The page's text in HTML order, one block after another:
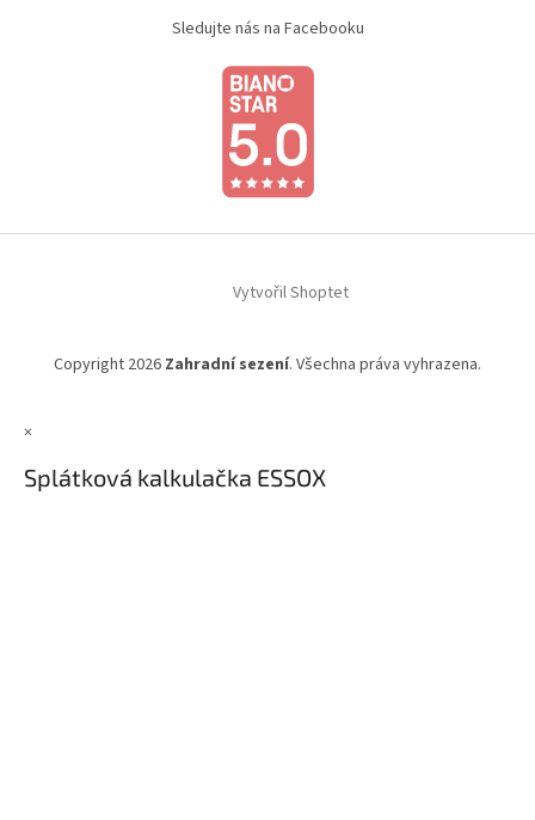
Sledujte nás na Facebooku
Vytvořil Shoptet
Copyright 2026 Zahradní sezení. Všechna práva vyhrazena.
×
Splátková kalkulačka ESSOX